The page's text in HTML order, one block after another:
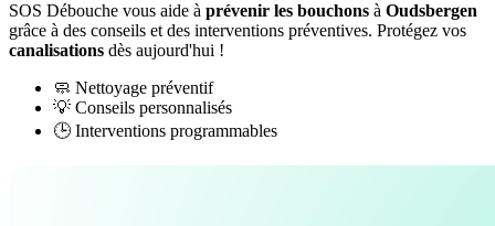
SOS Débouche vous aide à prévenir les bouchons à Oudsbergen
grâce à des conseils et des interventions préventives. Protégez vos
canalisations dès aujourd'hui !
🧼 Nettoyage préventif
💡 Conseils personnalisés
🕒 Interventions programmables